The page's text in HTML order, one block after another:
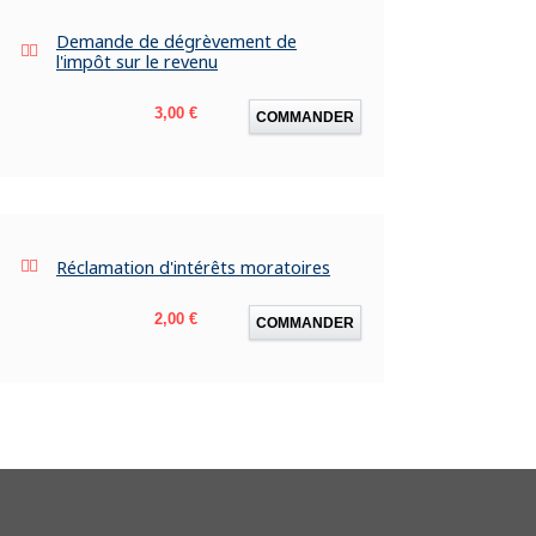
Demande de dégrèvement de
l'impôt sur le revenu
Prix
3,00 € COMMANDER
Réclamation d'intérêts moratoires
Prix
2,00 € COMMANDER